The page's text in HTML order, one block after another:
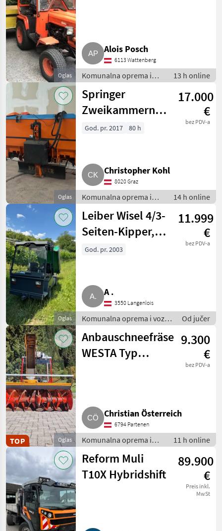
Oglas
Alois Posch
6113 Wattenberg
Komunalna oprema i
vozila / Ostala
komunalna oprema
13 h online
Oglas
Springer
Zweikammernstreuer
SD
17.000
€
bez PDV-a
God. pr. 2017 80 h
Christopher Kohl
8020 Graz
Komunalna oprema i
vozila / Zimska oprema
14 h online
Oglas
Leiber Wisel 4/3-
Seiten-Kipper,
Hoflader,
11.999
€
bez PDV-a
God. pr. 2003
A .
3550 Langenlois
Komunalna oprema i vozila
/ Komunalna vozila
Od jučer
Oglas
TOP
Anbauschneefräse
WESTA Typ
9.300
€
bez PDV-a
Christian Österreich
6794 Partenen
Komunalna oprema i
vozila / Zimska oprema
11 h online
Reform Muli
T10X Hybridshift
89.900
€
Preis inkl.
MwSt